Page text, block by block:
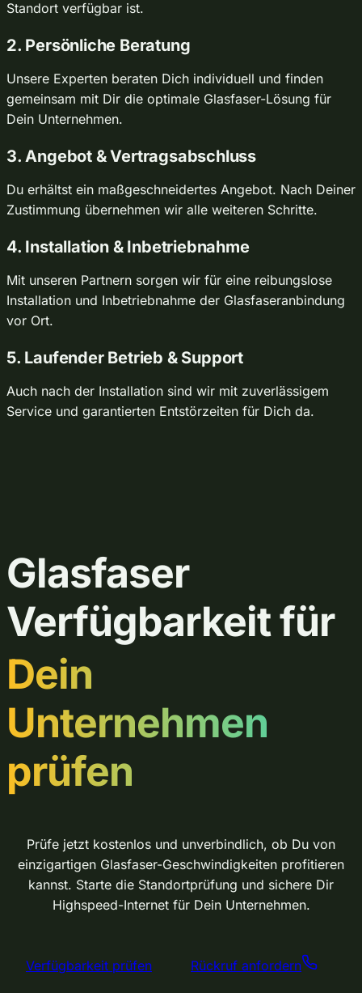
Standort verfügbar ist.
2. Persönliche Beratung
Unsere Experten beraten Dich individuell und finden
gemeinsam mit Dir die optimale Glasfaser-Lösung für
Dein Unternehmen.
3. Angebot & Vertragsabschluss
Du erhältst ein maßgeschneidertes Angebot. Nach Deiner
Zustimmung übernehmen wir alle weiteren Schritte.
4. Installation & Inbetriebnahme
Mit unseren Partnern sorgen wir für eine reibungslose
Installation und Inbetriebnahme der Glasfaseranbindung
vor Ort.
5. Laufender Betrieb & Support
Auch nach der Installation sind wir mit zuverlässigem
Service und garantierten Entstörzeiten für Dich da.
Glasfaser
Verfügbarkeit für
Dein
Unternehmen
prüfen
Prüfe jetzt kostenlos und unverbindlich, ob Du von
einzigartigen Glasfaser-Geschwindigkeiten profitieren
kannst. Starte die Standortprüfung und sichere Dir
Highspeed-Internet für Dein Unternehmen.
Verfügbarkeit prüfen Rückruf anfordern